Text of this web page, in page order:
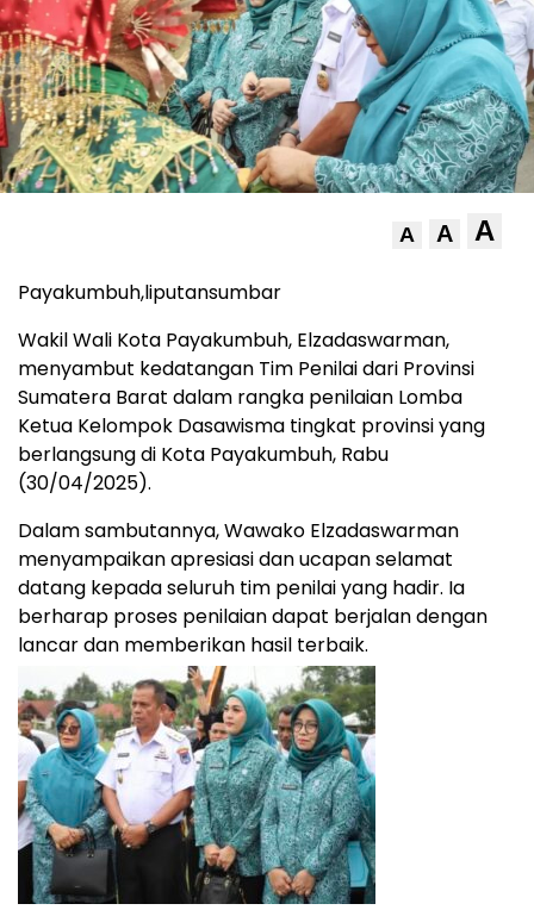
A A A
Payakumbuh,liputansumbar
Wakil Wali Kota Payakumbuh, Elzadaswarman,
menyambut kedatangan Tim Penilai dari Provinsi
Sumatera Barat dalam rangka penilaian Lomba
Ketua Kelompok Dasawisma tingkat provinsi yang
berlangsung di Kota Payakumbuh, Rabu
(30/04/2025).
Dalam sambutannya, Wawako Elzadaswarman
menyampaikan apresiasi dan ucapan selamat
datang kepada seluruh tim penilai yang hadir. Ia
berharap proses penilaian dapat berjalan dengan
lancar dan memberikan hasil terbaik.